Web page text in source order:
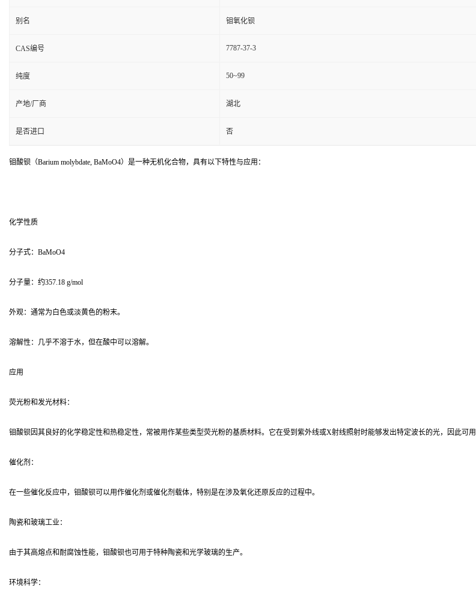
别名 钼氧化钡
CAS编号 7787-37-3
纯度 50~99
产地/厂商 湖北
是否进口 否
钼酸钡（Barium molybdate, BaMoO4）是一种无机化合物，具有以下特性与应用：
化学性质
分子式：BaMoO4
分子量：约357.18 g/mol
外观：通常为白色或淡黄色的粉末。
溶解性：几乎不溶于水，但在酸中可以溶解。
应用
荧光粉和发光材料：
钼酸钡因其良好的化学稳定性和热稳定性，常被用作某些类型荧光粉的基质材料。它在受到紫外线或X射线照射时能够发出特定波长的光，因此可
催化剂：
在一些催化反应中，钼酸钡可以用作催化剂或催化剂载体，特别是在涉及氧化还原反应的过程中。
陶瓷和玻璃工业：
由于其高熔点和耐腐蚀性能，钼酸钡也可用于特种陶瓷和光学玻璃的生产。
环境科学：